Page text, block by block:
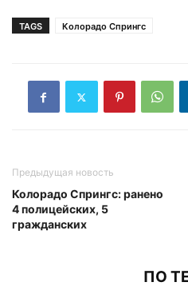
TAGS Колорадо Спрингс
Предыдущая новость
Колорадо Спрингс: ранено
4 полицейских, 5
гражданских
ПО